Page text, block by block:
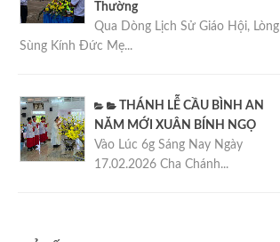
Thường
Qua Dòng Lịch Sử Giáo Hội, Lòng
Sùng Kính Đức Mẹ...
THÁNH LỄ CẦU BÌNH AN
NĂM MỚI XUÂN BÍNH NGỌ
Vào Lúc 6g Sáng Nay Ngày
17.02.2026 Cha Chánh...